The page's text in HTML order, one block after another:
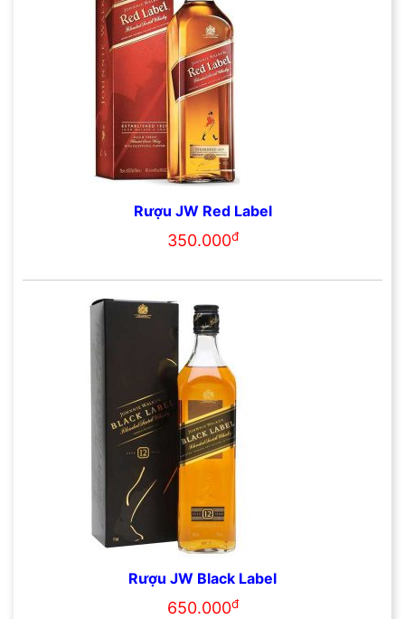
Rượu JW Red Label
350.000đ
Rượu JW Black Label
650.000đ